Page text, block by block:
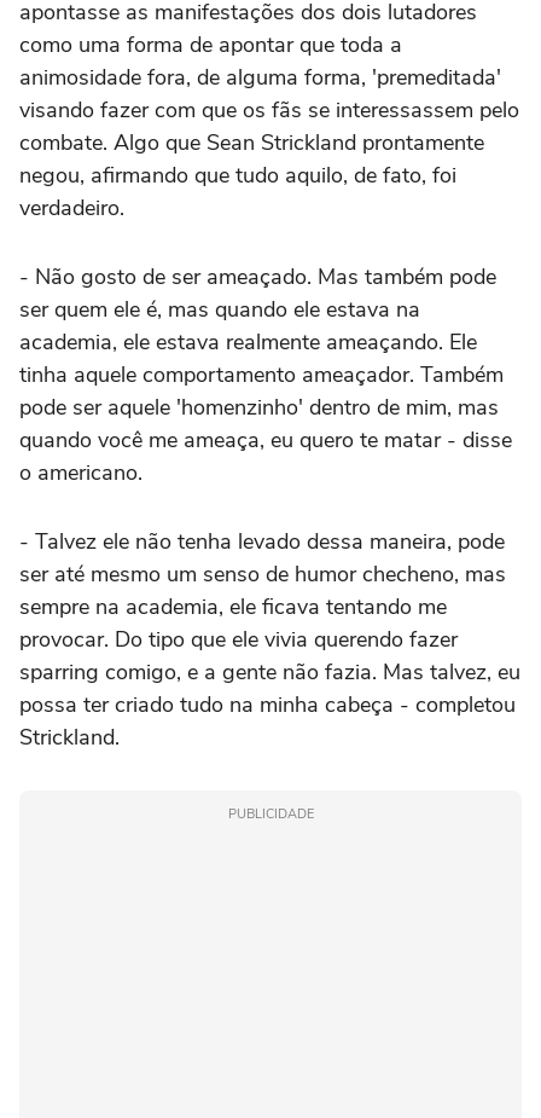
apontasse as manifestações dos dois lutadores
como uma forma de apontar que toda a
animosidade fora, de alguma forma, 'premeditada'
visando fazer com que os fãs se interessassem pelo
combate. Algo que Sean Strickland prontamente
negou, afirmando que tudo aquilo, de fato, foi
verdadeiro.
- Não gosto de ser ameaçado. Mas também pode
ser quem ele é, mas quando ele estava na
academia, ele estava realmente ameaçando. Ele
tinha aquele comportamento ameaçador. Também
pode ser aquele 'homenzinho' dentro de mim, mas
quando você me ameaça, eu quero te matar - disse
o americano.
- Talvez ele não tenha levado dessa maneira, pode
ser até mesmo um senso de humor checheno, mas
sempre na academia, ele ficava tentando me
provocar. Do tipo que ele vivia querendo fazer
sparring comigo, e a gente não fazia. Mas talvez, eu
possa ter criado tudo na minha cabeça - completou
Strickland.
PUBLICIDADE